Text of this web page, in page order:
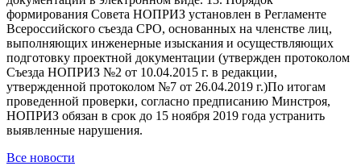
формирования Совета НОПРИЗ установлен в Регламенте
Всероссийского съезда СРО, основанных на членстве лиц,
выполняющих инженерные изыскания и осуществляющих
подготовку проектной документации (утвержден протоколом
Съезда НОПРИЗ №2 от 10.04.2015 г. в редакции,
утвержденной протоколом №7 от 26.04.2019 г.)По итогам
проведенной проверки, согласно предписанию Минстроя,
НОПРИЗ обязан в срок до 15 ноября 2019 года устранить
выявленные нарушения.
Все новости